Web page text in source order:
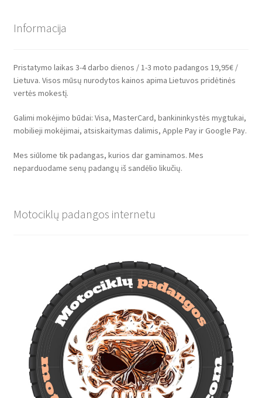
Informacija
Pristatymo laikas 3-4 darbo dienos / 1-3 moto padangos 19,95€ /
Lietuva. Visos mūsų nurodytos kainos apima Lietuvos pridėtinės
vertės mokestį.
Galimi mokėjimo būdai: Visa, MasterCard, bankininkystės mygtukai,
mobilieji mokėjimai, atsiskaitymas dalimis, Apple Pay ir Google Pay.
Mes siūlome tik padangas, kurios dar gaminamos. Mes
neparduodame senų padangų iš sandėlio likučių.
Motociklų padangos internetu